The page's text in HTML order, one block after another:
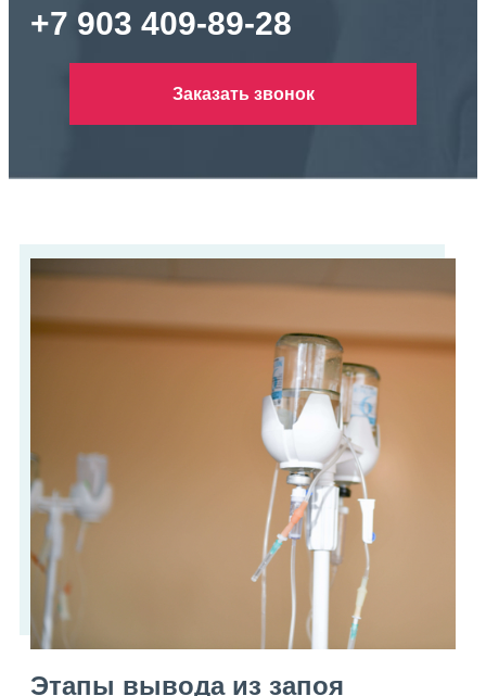
+7 903 409-89-28
Заказать звонок
Этапы вывода из запоя